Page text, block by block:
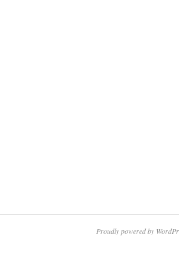
Proudly powered by